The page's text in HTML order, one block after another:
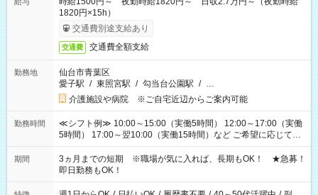
1820円×15h）
交通費別途支給あり
交通費 交通費全額支給
勤務地
仙台市青葉区
愛子駅 / 東照宮駅 / 勾当台公園駅 / …
介護施設や病院 ※ご自宅近辺からご案内可能
勤務時間
≪シフト例≫ 10:00～15:00（実働5時間） 12:00～17:00（実働
5時間） 17:00～翌10:00（実働15時間）など ご希望に応じて、
働く時間は調整できます！ お気軽に担当へ相談ください！
期間
3ヵ月までの短期 ※職場が気に入れば、長期もOK！ ★急募！
即日勤務もOK！